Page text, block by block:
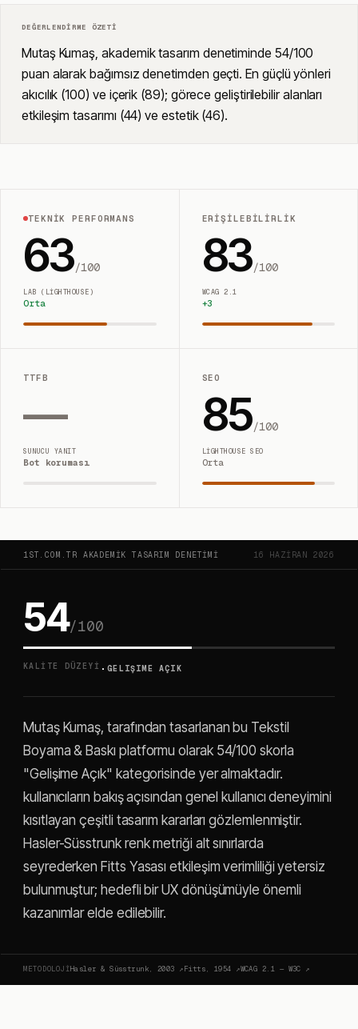
DEĞERLENDIRME ÖZETI
Mutaş Kumaş, akademik tasarım denetiminde 54/100
puan alarak bağımsız denetimden geçti. En güçlü yönleri
akıcılık (100) ve içerik (89); görece geliştirilebilir alanları
etkileşim tasarımı (44) ve estetik (46).
TEKNIK PERFORMANS
63/100
LAB (LIGHTHOUSE)
Orta
ERIŞILEBILIRLIK
83/100
WCAG 2.1
+3
TTFB
—
SUNUCU YANIT
Bot koruması
SEO
85/100
LIGHTHOUSE SEO
Orta
1ST.COM.TR AKADEMIK TASARIM DENETIMI 16 HAZIRAN 2026
54/100
KALITE DÜZEYI ·GELIŞIME AÇIK
Mutaş Kumaş, tarafından tasarlanan bu Tekstil
Boyama & Baskı platformu olarak 54/100 skorla
"Gelişime Açık" kategorisinde yer almaktadır.
kullanıcıların bakış açısından genel kullanıcı deneyimini
kısıtlayan çeşitli tasarım kararları gözlemlenmiştir.
Hasler-Süsstrunk renk metriği alt sınırlarda
seyrederken Fitts Yasası etkileşim verimliliği yetersiz
bulunmuştur; hedefli bir UX dönüşümüyle önemli
kazanımlar elde edilebilir.
METODOLOJIHasler & Süsstrunk, 2003 ↗Fitts, 1954 ↗WCAG 2.1 — W3C ↗